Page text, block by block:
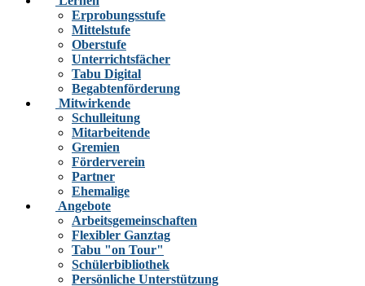
Erprobungsstufe
Mittelstufe
Oberstufe
Unterrichtsfächer
Tabu Digital
Begabtenförderung
Mitwirkende
Schulleitung
Mitarbeitende
Gremien
Förderverein
Partner
Ehemalige
Angebote
Arbeitsgemeinschaften
Flexibler Ganztag
Tabu "on Tour"
Schülerbibliothek
Persönliche Unterstützung